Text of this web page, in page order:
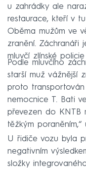
u zahrádky ale
restaurace, kteří v
Oběma mužům ve
zranění. Záchranáři
mluvčí zlínské
Podle mluvčího
starší muž vážnější
proto
nemocnice T. Bati
převezen do KNTB
těžkým poraněním,“
U řidiče vozu byla
negativním
složky